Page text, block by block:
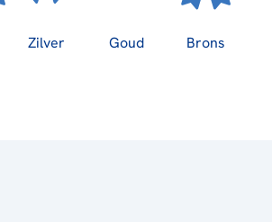
Zilver Goud Brons